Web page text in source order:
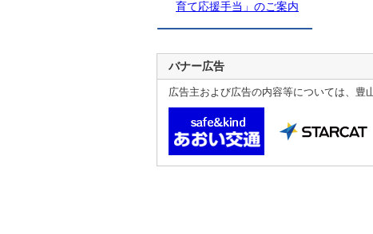
育て応援手当」のご案内
バナー広告
広告主および広告の内容等については、豊